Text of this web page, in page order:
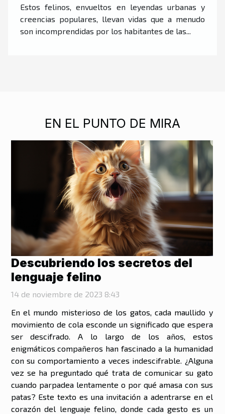
Estos felinos, envueltos en leyendas urbanas y
creencias populares, llevan vidas que a menudo
son incomprendidas por los habitantes de las...
EN EL PUNTO DE MIRA
Descubriendo los secretos del
lenguaje felino
14 de noviembre de 2023 8:43
En el mundo misterioso de los gatos, cada maullido y
movimiento de cola esconde un significado que espera
ser descifrado. A lo largo de los años, estos
enigmáticos compañeros han fascinado a la humanidad
con su comportamiento a veces indescifrable. ¿Alguna
vez se ha preguntado qué trata de comunicar su gato
cuando parpadea lentamente o por qué amasa con sus
patas? Este texto es una invitación a adentrarse en el
corazón del lenguaje felino, donde cada gesto es un